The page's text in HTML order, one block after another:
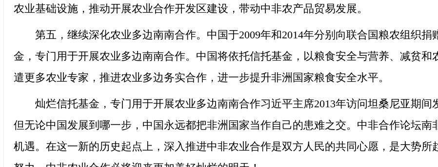
农业基础设施，推动开展农业合作开发区建设，带动中非农产品贸易发展。
第五，继续深化农业多边南南合作。中国于2009年和2014年分别向联合国粮农组织捐
金，专门用于开展农业多边南南合作。中国将依托信托基金，以粮食安全与营养、减贫
遣更多农业专家，推进农业多边务实合作，进一步提升非洲国家粮食安全水平。
灿烂信托基金，专门用于开展农业多边南南合作习近平主席2013年访问坦桑尼亚期间
但无论中国发展到哪一步，中国永远都把非洲国家当作自己的患难之交。中非合作论坛
机遇。在这一新的历史起点上，深入推进中非农业合作是双方人民的共同心愿，是大势所